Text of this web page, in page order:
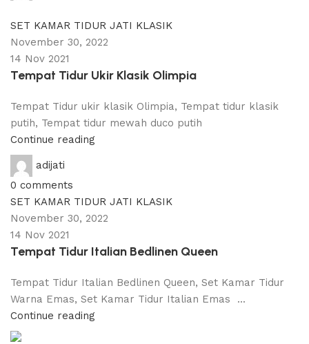
SET KAMAR TIDUR JATI KLASIK
November 30, 2022
14 Nov 2021
Tempat Tidur Ukir Klasik Olimpia
Tempat Tidur ukir klasik Olimpia, Tempat tidur klasik
putih, Tempat tidur mewah duco putih
Continue reading
adijati
0 comments
SET KAMAR TIDUR JATI KLASIK
November 30, 2022
14 Nov 2021
Tempat Tidur Italian Bedlinen Queen
Tempat Tidur Italian Bedlinen Queen, Set Kamar Tidur
Warna Emas, Set Kamar Tidur Italian Emas ...
Continue reading